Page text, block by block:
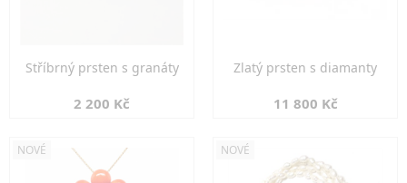
Stříbrný prsten s granáty
2 200 Kč
Zlatý prsten s diamanty
11 800 Kč
NOVÉ NOVÉ